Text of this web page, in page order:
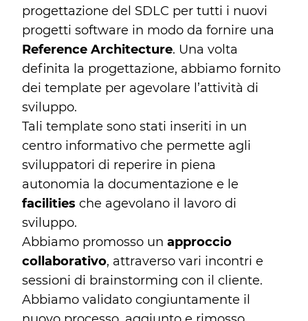
progettazione del SDLC per tutti i nuovi
progetti software in modo da fornire una
Reference Architecture. Una volta
definita la progettazione, abbiamo fornito
dei template per agevolare l’attività di
sviluppo.
Tali template sono stati inseriti in un
centro informativo che permette agli
sviluppatori di reperire in piena
autonomia la documentazione e le
facilities che agevolano il lavoro di
sviluppo.
Abbiamo promosso un approccio
collaborativo, attraverso vari incontri e
sessioni di brainstorming con il cliente.
Abbiamo validato congiuntamente il